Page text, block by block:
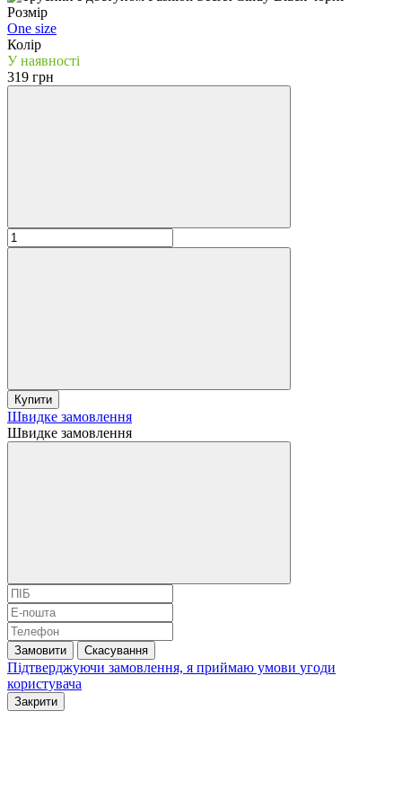
Розмір
One size
Колір
У наявності
319 грн
Купити
Швидке замовлення
Швидке замовлення
Замовити Скасування
Підтверджуючи замовлення, я приймаю умови угоди
користувача
Закрити